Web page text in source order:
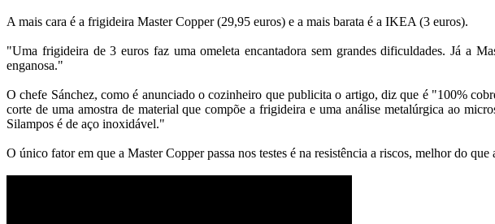
A mais cara é a frigideira Master Copper (29,95 euros) e a mais barata é a IKEA (3 euros).
"Uma frigideira de 3 euros faz uma omeleta encantadora sem grandes dificuldades. Já a
enganosa."
O chefe Sánchez, como é anunciado o cozinheiro que publicita o artigo, diz que é "100%
corte de uma amostra de material que compõe a frigideira e uma análise metalúrgica ao
Silampos é de aço inoxidável."
O único fator em que a Master Copper passa nos testes é na resistência a riscos, melhor do que